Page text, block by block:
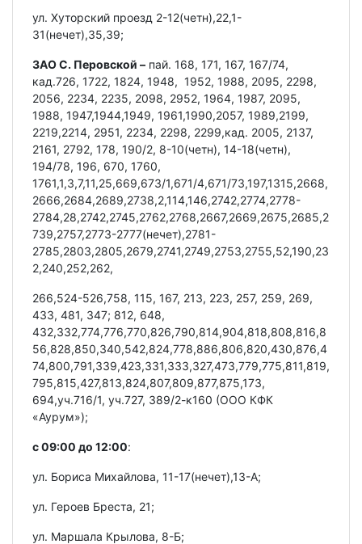
ул. Хуторский проезд 2-12(четн),22,1-
31(нечет),35,39;
ЗАО С. Перовской – пай. 168, 171, 167, 167/74,
кад.726, 1722, 1824, 1948, 1952, 1988, 2095, 2298,
2056, 2234, 2235, 2098, 2952, 1964, 1987, 2095,
1988, 1947,1944,1949, 1961,1990,2057, 1989,2199,
2219,2214, 2951, 2234, 2298, 2299,кад. 2005, 2137,
2161, 2792, 178, 190/2, 8-10(четн), 14-18(четн),
194/78, 196, 670, 1760,
1761,1,3,7,11,25,669,673/1,671/4,671/73,197,1315,2668,
2666,2684,2689,2738,2,114,146,2742,2774,2778-
2784,28,2742,2745,2762,2768,2667,2669,2675,2685,2
739,2757,2773-2777(нечет),2781-
2785,2803,2805,2679,2741,2749,2753,2755,52,190,23
2,240,252,262,
266,524-526,758, 115, 167, 213, 223, 257, 259, 269,
433, 481, 347; 812, 648,
432,332,774,776,770,826,790,814,904,818,808,816,8
56,828,850,340,542,824,778,886,806,820,430,876,4
74,800,791,339,423,331,333,327,473,779,775,811,819,
795,815,427,813,824,807,809,877,875,173,
694,уч.716/1, уч.727, 389/2-к160 (ООО КФК
«Аурум»);
с 09:00 до 12:00:
ул. Бориса Михайлова, 11-17(нечет),13-А;
ул. Героев Бреста, 21;
ул. Маршала Крылова, 8-Б;